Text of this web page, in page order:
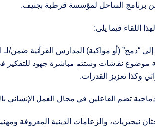
برنامج الساحل لمؤسسة قرطبة بجنيف.
اللقاء فيما يلي:
“دمج” (أو مواكبة) المدارس القرآنية ضمن/لـ
نقاشات وستتم مباشرة جهود للتفكير
وكذا تعزيز القدرات.
نيجيريات، والزعامات الدينية المعروفة